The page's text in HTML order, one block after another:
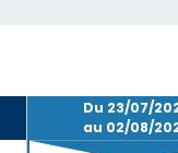
Du 23/07/
au 02/08/